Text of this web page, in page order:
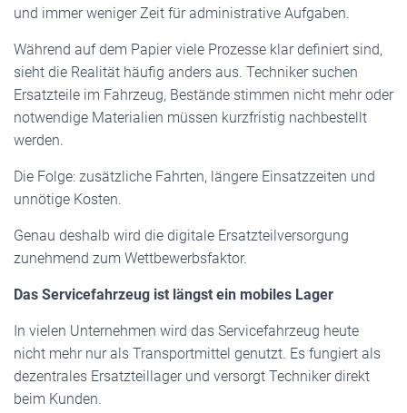
und immer weniger Zeit für administrative Aufgaben.
Während auf dem Papier viele Prozesse klar definiert sind,
sieht die Realität häufig anders aus. Techniker suchen
Ersatzteile im Fahrzeug, Bestände stimmen nicht mehr oder
notwendige Materialien müssen kurzfristig nachbestellt
werden.
Die Folge: zusätzliche Fahrten, längere Einsatzzeiten und
unnötige Kosten.
Genau deshalb wird die digitale Ersatzteilversorgung
zunehmend zum Wettbewerbsfaktor.
Das Servicefahrzeug ist längst ein mobiles Lager
In vielen Unternehmen wird das Servicefahrzeug heute
nicht mehr nur als Transportmittel genutzt. Es fungiert als
dezentrales Ersatzteillager und versorgt Techniker direkt
beim Kunden.